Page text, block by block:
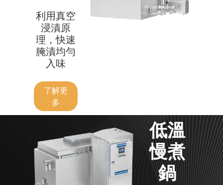
利用真空
浸漬原
理，快速
腌漬均勻
入味
了解更
多
低溫
慢煮
鍋